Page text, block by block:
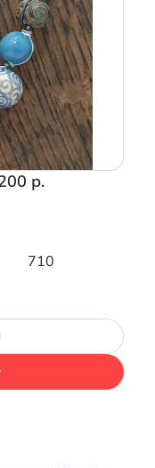
р.
710